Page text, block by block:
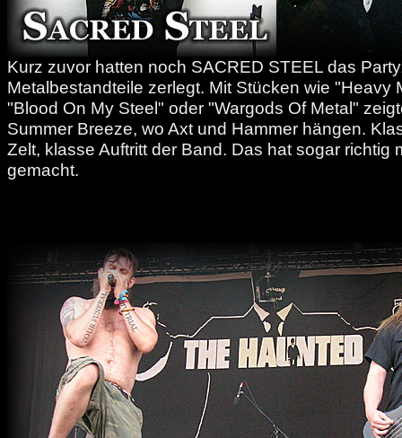
Kurz zuvor hatten noch SACRED STEEL das
Metalbestandteile zerlegt. Mit Stücken wie "Heavy
"Blood On My Steel" oder "Wargods Of Metal"
Summer Breeze, wo Axt und Hammer hängen.
Zelt, klasse Auftritt der Band. Das hat sogar richtig
gemacht.